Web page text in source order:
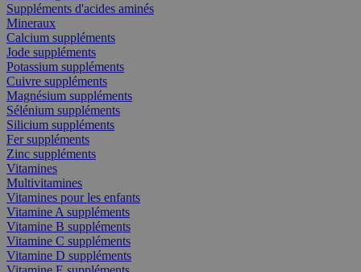
Suppléments d'acides aminés
Mineraux
Calcium suppléments
Jode suppléments
Potassium suppléments
Cuivre suppléments
Magnésium suppléments
Sélénium suppléments
Silicium suppléments
Fer suppléments
Zinc suppléments
Vitamines
Multivitamines
Vitamines pour les enfants
Vitamine A suppléments
Vitamine B suppléments
Vitamine C suppléments
Vitamine D suppléments